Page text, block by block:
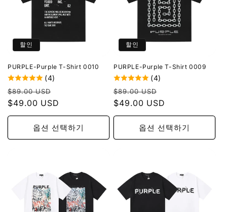
할인
PURPLE-Purple T-Shirt 0010
(4)
정
가
$89.00 USD
인
가
$49.00 USD
옵션 선택하기
할인
PURPLE-Purple T-Shirt 0009
(4)
정
가
$89.00 USD
인
가
$49.00 USD
옵션 선택하기